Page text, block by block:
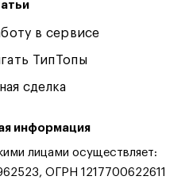
в сервисе
ТипТопы
сделка
информация
лицами осуществляет:
ОГРН 1217700622611